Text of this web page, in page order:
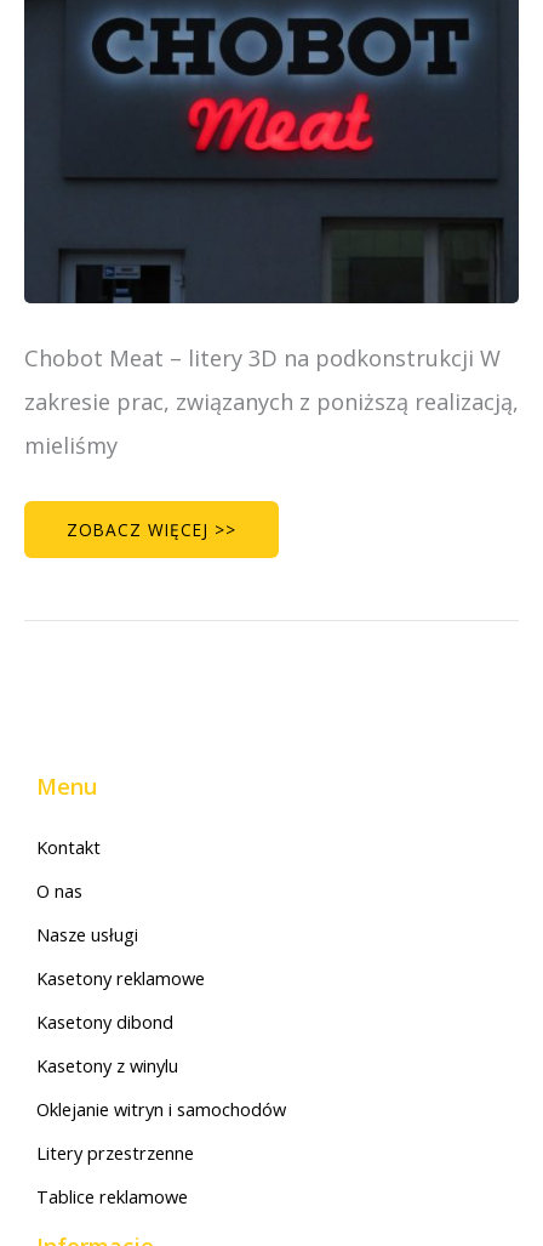
Chobot Meat – litery 3D na podkonstrukcji W
zakresie prac, związanych z poniższą realizacją,
mieliśmy
NA
PODKONSTRUKCJI
ZOBACZ WIĘCEJ >>
Menu
Kontakt
O nas
Nasze usługi
Kasetony reklamowe
Kasetony dibond
Kasetony z winylu
Oklejanie witryn i samochodów
Litery przestrzenne
Tablice reklamowe